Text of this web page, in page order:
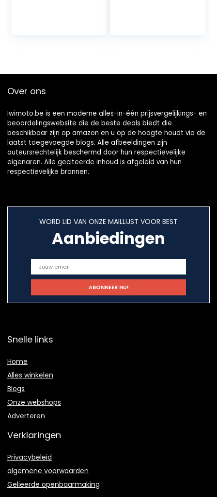
(zilver)
Over ons
Iwimoto.be is een moderne alles-in-één prijsvergelijkings- en
beoordelingswebsite die de beste deals biedt die
beschikbaar zijn op amazon en u op de hoogte houdt via de
laatst toegevoegde blogs. Alle afbeeldingen zijn
auteursrechtelijk beschermd door hun respectievelijke
eigenaren. Alle geciteerde inhoud is afgeleid van hun
respectievelijke bronnen.
WORD LID VAN ONZE MAILLIJST VOOR BEST
Aanbiedingen
Snelle links
Home
Alles winkelen
Blogs
Onze webshops
Adverteren
Verklaringen
Privacybeleid
algemene voorwaarden
Gelieerde openbaarmaking